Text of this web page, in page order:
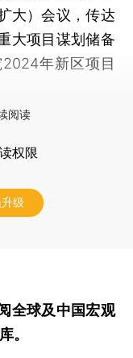
大）会议，传达
大项目谋划储备
年新区项目
阅读
权限
级
全球及中国宏观
。